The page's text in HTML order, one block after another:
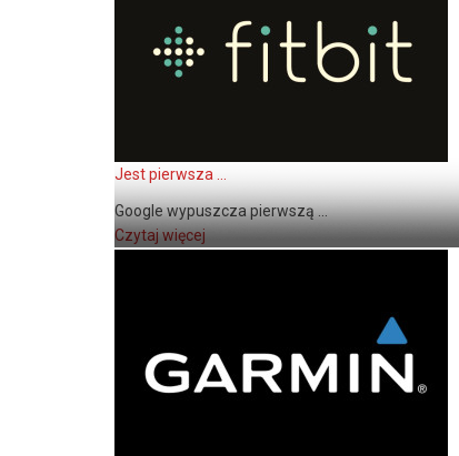
Jest pierwsza ...
Google wypuszcza pierwszą ...
Czytaj więcej